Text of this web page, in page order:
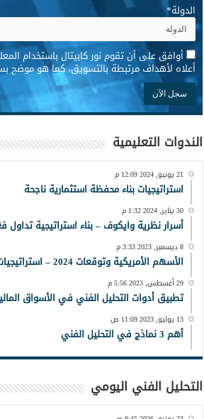
الدولة*
* أوافق على أن تقوم نور كابيتال باستخدام
أعلاه لأهداف مرتبطة بالتسويق، كما هو موضح
الندوات التعليمية
21 يونيو, 2024 12:09 م
استراتيجيات بناء محفظة استثمارية ناجحة
30 يناير, 2024 1:32 م
أسرار نظرية وايكوف – بناء استراتيجية تداول
8 ديسمبر, 2023 3:33 م
الأسهم الأمريكية وتوقعات 2024 – استراتيجيات وفرص أهم 5 أسهم
29 أغسطس, 2023 5:56 م
تطبيق أدوات التحليل الفني في الأسواق
13 يوليو, 2023 11:09 ص
أهم 3 نماذج في التحليل الفني
التحليل الفني اليومي